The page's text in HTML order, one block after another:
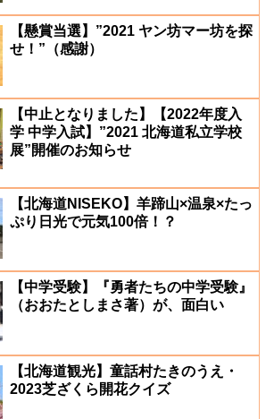
【懸賞当選】”2021 ヤン坊マー坊を探
せ！”（感謝）
【中止となりました】【2022年度入
学 中学入試】”2021 北海道私立学校
展”開催のお知らせ
【北海道NISEKO】羊蹄山×温泉×たっ
ぷり日光で元気100倍！？
【中学受験】『勇者たちの中学受験』
（おおたとしまさ著）が、面白い
【北海道観光】童話村たきのうえ・
2023芝ざくら開花クイズ